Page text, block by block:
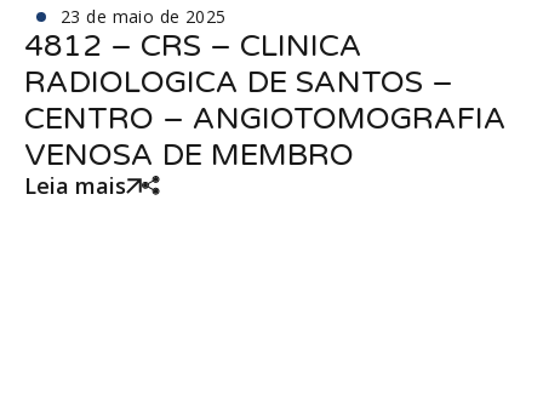
23 de maio de 2025
4812 – CRS – CLINICA
RADIOLOGICA DE SANTOS –
CENTRO – ANGIOTOMOGRAFIA
VENOSA DE MEMBRO
Leia mais